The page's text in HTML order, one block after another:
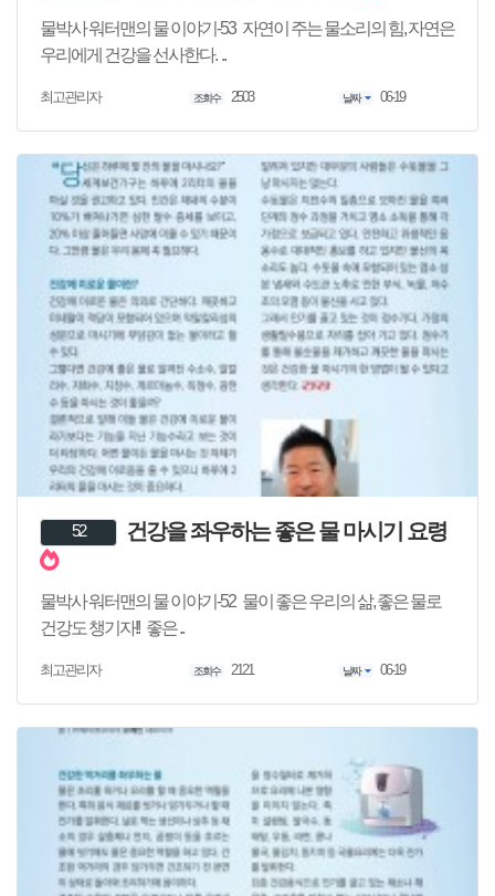
물박사 워터맨의 물 이야기-53 자연이 주는 물소리의 힘, 자연은
우리에게 건강을 선사한다. ..
최고관리자 조회수 2503 날짜 06-19
52 건강을 좌우하는 좋은 물 마시기 요령
물박사 워터맨의 물 이야기-52 물이 좋은 우리의 삶, 좋은 물로
건강도 챙기자!! 좋은 ..
최고관리자 조회수 2121 날짜 06-19